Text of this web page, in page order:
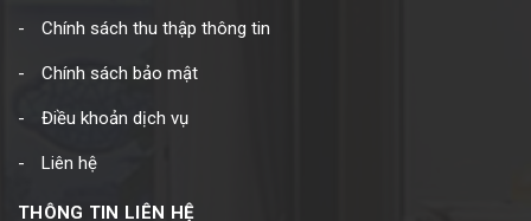
Chính sách thu thập thông tin
Chính sách bảo mật
Điều khoản dịch vụ
Liên hệ
THÔNG TIN LIÊN HỆ